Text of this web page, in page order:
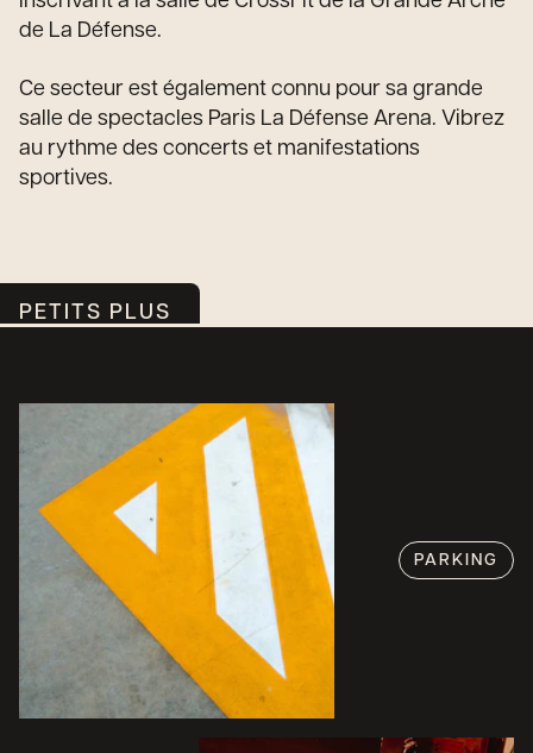
de La Défense.
Ce secteur est également connu pour sa grande
salle de spectacles Paris La Défense Arena. Vibrez
au rythme des concerts et manifestations
sportives.
PETITS PLUS
PARKING